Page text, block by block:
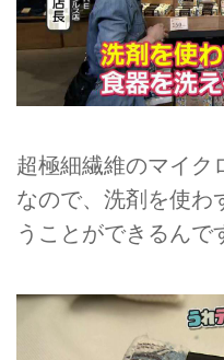
超極細繊維のマイク
なので、洗剤を使わ
うことができるんで